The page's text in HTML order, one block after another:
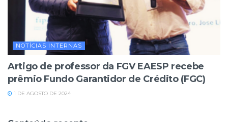
NOTÍCIAS INTERNAS
Artigo de professor da FGV EAESP recebe
prêmio Fundo Garantidor de Crédito (FGC)
1 DE AGOSTO DE 2024